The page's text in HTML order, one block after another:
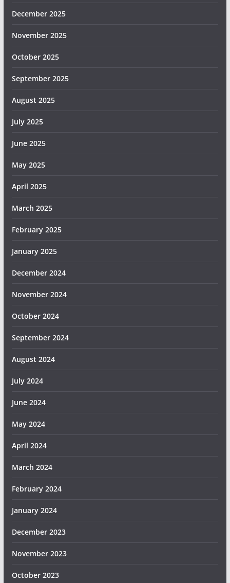
December 2025
November 2025
October 2025
September 2025
August 2025
July 2025
June 2025
May 2025
April 2025
March 2025
February 2025
January 2025
December 2024
November 2024
October 2024
September 2024
August 2024
July 2024
June 2024
May 2024
April 2024
March 2024
February 2024
January 2024
December 2023
November 2023
October 2023